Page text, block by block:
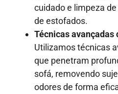
cuidado e limpeza
de estofados.
Técnicas avançadas
Utilizamos técnicas
que penetram
sofá, removendo
odores de forma